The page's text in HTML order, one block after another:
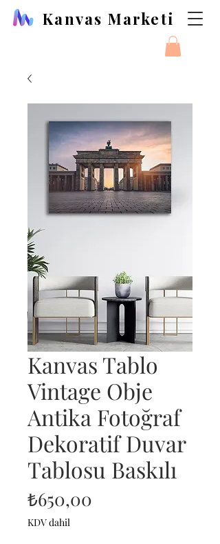
Kanvas Marketi
Kanvas Tablo
Vintage Obje
Antika Fotoğraf
Dekoratif Duvar
Tablosu Baskılı
₺650,00
KDV dahil